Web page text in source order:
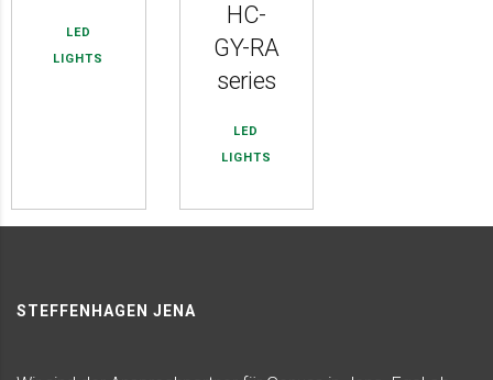
LED
LIGHTS
HC-
GY-RA
series
LED
LIGHTS
STEFFENHAGEN JENA